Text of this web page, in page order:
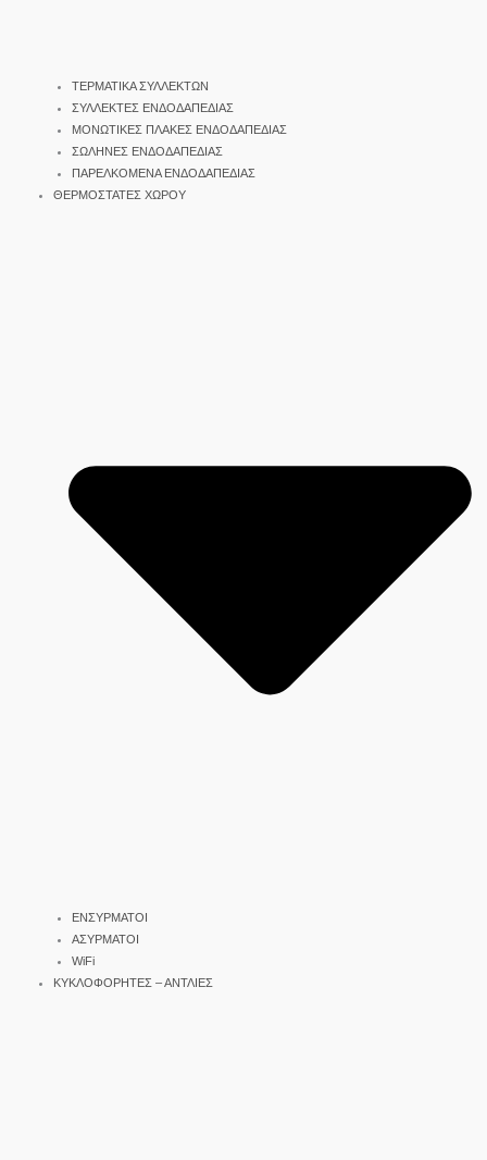
ΤΕΡΜΑΤΙΚΑ ΣΥΛΛΕΚΤΩΝ
ΣΥΛΛΕΚΤΕΣ ΕΝΔΟΔΑΠΕΔΙΑΣ
ΜΟΝΩΤΙΚΕΣ ΠΛΑΚΕΣ ΕΝΔΟΔΑΠΕΔΙΑΣ
ΣΩΛΗΝΕΣ ΕΝΔΟΔΑΠΕΔΙΑΣ
ΠΑΡΕΛΚΟΜΕΝΑ ΕΝΔΟΔΑΠΕΔΙΑΣ
ΘΕΡΜΟΣΤΑΤΕΣ ΧΩΡΟΥ
ΕΝΣΥΡΜΑΤΟΙ
ΑΣΥΡΜΑΤΟΙ
WiFi
ΚΥΚΛΟΦΟΡΗΤΕΣ – ΑΝΤΛΙΕΣ